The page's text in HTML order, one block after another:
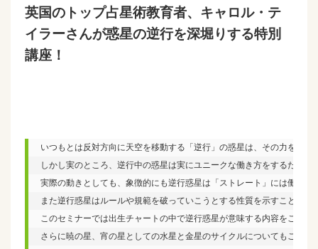
英国のトップ占星術教育者、キャロル・テ
イラーさんが惑星の逆行を深堀りする特別
講座！
いつもとは反対方向に天空を移動する「逆行」の惑星は、その力を十
しかし実のところ、逆行中の惑星は実にユニークな働き方をするため
実際の動きとしても、象徴的にも逆行惑星は「ストレート」には働か
また逆行惑星はルールや規範を破っていこうとする性質を示すことも
このセミナーでは出生チャートの中で逆行惑星が意味する内容をご説明
さらに暁の星、宵の星としての水星と金星のサイクルについてもご説